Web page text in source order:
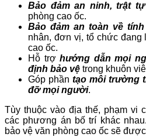
Bảo đảm an ninh, trật
phòng cao ốc.
Bảo đảm an toàn về
nhân, đơn vị, tổ chức đang
cao ốc.
Hỗ trợhướng dẫn mọi
định bảo vệ trong khuôn
Góp phần tạo môi trường
đỡ mọi người.
Tùy thuộc vào địa thế, phạm vi
các phương án bố trí khác
bảo vệ văn phòng cao ốc sẽ